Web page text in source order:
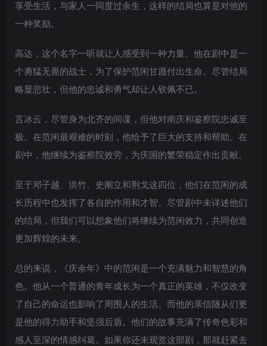
享受生活，与家人一同度过余生，这样的结局也算是对他的
一种奖励。
高达，这个名字一听就让人感受到一种力量。他在剧中是一
个勇猛无畏的战士，为了保护范闲甘愿付出生命。尽管结局
略显悲壮，但他的忠诚和勇气却让人钦佩不已。
言冰云，尽管身为北齐的间谍，但他对南庆和鉴察院忠诚至
极。在范闲最艰难的时刻，他给予了巨大的支持和帮助。在
剧中，他继续为鉴察院效劳，为庆国的繁荣稳定作出贡献。
至于邓子越、洪竹、史阐立和荆戈这四位，他们在范闲的成
长历程中也发挥了各自的作用和才智。尽管剧中未详述他们
的结局，但我们可以想象他们将继续为范闲效力，共同创造
更加辉煌的未来。
总的来说，《庆余年》中的范闲是一个充满魅力和智慧的角
色。他从一个普通的青年成长为一个真正的英雄，不仅改变
了自己的命运也影响了周围人的生活。而他的亲信随从们更
是他的得力助手和坚强后盾。他们的故事充满了传奇色彩和
感人至深的情感纠葛。如果你还未观赏这部剧，那就赶紧去